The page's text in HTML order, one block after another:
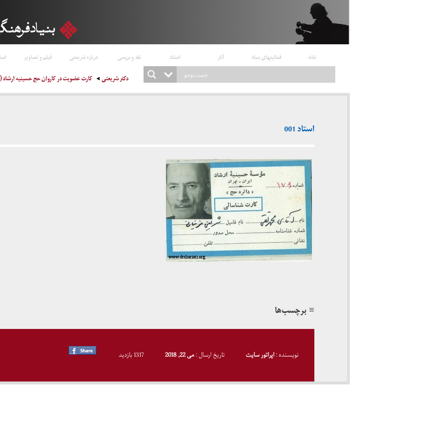
خانه فعالیتهای بنیاد آثار اسناد نقد و بررسی درباره شریعتی فیلم و تصاویر
دکتر شریعتی کارت عضویت در کاروان حج حسینیه ارشاد (۱۳۵۰-۱۳۴۹)
استاد 001
≡ برچسب‌ها
نویسنده :اپراتور سایت تاریخ ارسال :می 22, 2018 1317 بازدید